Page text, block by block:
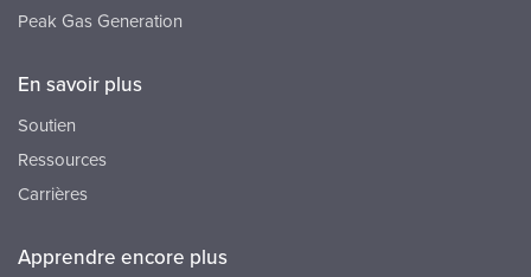
Peak Gas Generation
En savoir plus
Soutien
Ressources
Carrières
Apprendre encore plus